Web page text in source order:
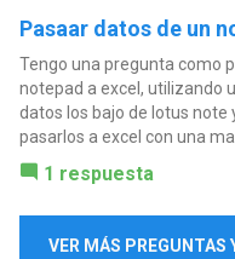
Pasaar datos de un
Tengo una pregunta como
notepad a excel, utilizando
datos los bajo de lotus note
pasarlos a excel con una
1 respuesta
VER MÁS PREGUNTAS